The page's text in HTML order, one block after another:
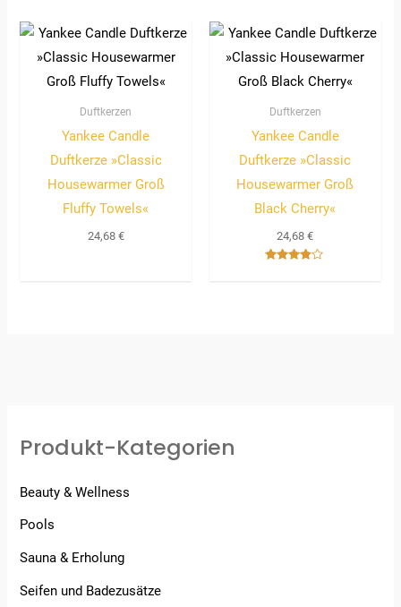
Duftkerzen
Yankee Candle
Duftkerze »Classic
Housewarmer Groß
Fluffy Towels«
24,68 €
Duftkerzen
Yankee Candle
Duftkerze »Classic
Housewarmer Groß
Black Cherry«
24,68€
Produkt-Kategorien
Beauty & Wellness
Pools
Sauna & Erholung
Seifen und Badezusätze